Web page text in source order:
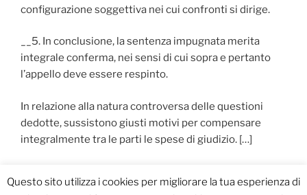
configurazione soggettiva nei cui confronti si dirige.
__5. In conclusione, la sentenza impugnata merita
integrale conferma, nei sensi di cui sopra e pertanto
l’appello deve essere respinto.
In relazione alla natura controversa delle questioni
dedotte, sussistono giusti motivi per compensare
integralmente tra le parti le spese di giudizio. […]
Questo sito utilizza i cookies per migliorare la tua esperienza di